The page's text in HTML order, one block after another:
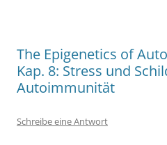
The Epigenetics of
Kap. 8: Stress und
Autoimmunität
Schreibe eine Antwort